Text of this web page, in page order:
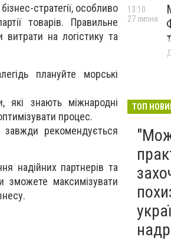
стратегії, особливо
товарів. Правильне
на логістику та
плануйте морські
які знають міжнародні
процес.
завжди рекомендується
надійних партнерів та
зможете максимізувати
13:10
27 липня
ТОП